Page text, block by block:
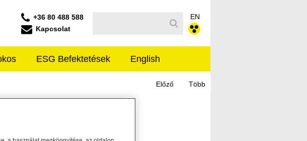
+36 80 488 588
Kapcsolat
EN
ESG Befektetések English